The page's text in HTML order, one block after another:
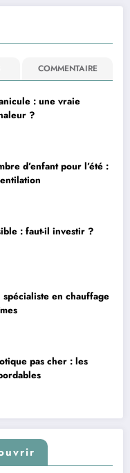
COMMENTAIRE
: une vraie
?
d’enfant pour l’été :
: faut-il investir ?
en chauffage
pas cher : les